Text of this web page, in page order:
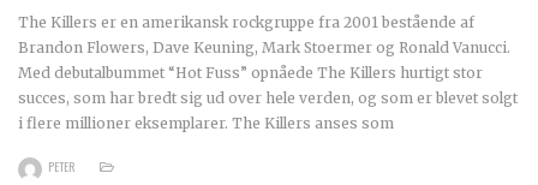
The Killers er en amerikansk rockgruppe fra 2001 bestående af
Brandon Flowers, Dave Keuning, Mark Stoermer og Ronald Vanucci.
Med debutalbummet “Hot Fuss” opnåede The Killers hurtigt stor
succes, som har bredt sig ud over hele verden, og som er blevet solgt
i flere millioner eksemplarer. The Killers anses som
PETER